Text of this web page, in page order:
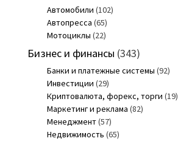
Автомобили (102)
Автопресса (65)
Мотоциклы (22)
Бизнес и финансы (343)
Банки и платежные системы (92)
Инвестиции (29)
Криптовалюта, форекс, торги (19)
Маркетинг и реклама (82)
Менеджмент(57)
Недвижимость (65)